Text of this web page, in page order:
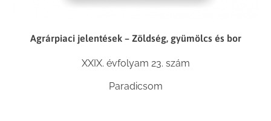
Agrárpiaci jelentések – Zöldség, gyümölcs és bor
XXIX. évfolyam 23. szám
Paradicsom